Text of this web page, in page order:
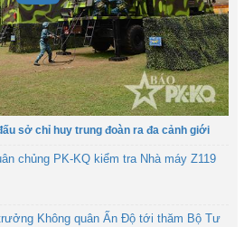
sở chỉ huy trung đoàn ra đa cảnh giới
chủng PK-KQ kiểm tra Nhà máy Z119
Không quân Ấn Độ tới thăm Bộ Tư